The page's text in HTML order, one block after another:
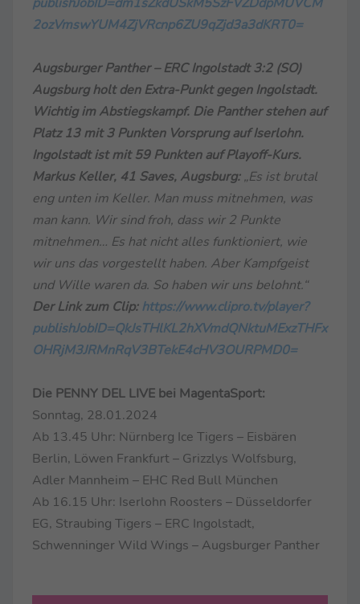
2ozVmswYUM4ZjVRcnp6ZU9qZjd3a3dKRT0=
Augsburger Panther – ERC Ingolstadt 3:2 (SO)
Augsburg holt den Extra-Punkt gegen Ingolstadt.
Wichtig im Abstiegskampf. Die Panther stehen auf
Platz 13 mit 3 Punkten Vorsprung auf Iserlohn.
Ingolstadt ist mit 59 Punkten auf Playoff-Kurs.
Markus Keller, 41 Saves, Augsburg:„Es ist brutal
eng unten im Keller. Man muss mitnehmen, was
man kann. Wir sind froh, dass wir 2 Punkte
mitnehmen… Es hat nicht alles funktioniert, wie
wir uns das vorgestellt haben. Aber Kampfgeist
und Wille waren da. So haben wir uns belohnt.“
Der Link zum Clip:https://www.clipro.tv/player?
publishJobID=QkJsTHlKL2hXVmdQNktuMExzTHFx
OHRjM3JRMnRqV3BTekE4cHV3OURPMD0=
Die PENNY DEL LIVE bei MagentaSport:
Sonntag, 28.01.2024
Ab 13.45 Uhr: Nürnberg Ice Tigers – Eisbären
Berlin, Löwen Frankfurt – Grizzlys Wolfsburg,
Adler Mannheim – EHC Red Bull München
Ab 16.15 Uhr: Iserlohn Roosters – Düsseldorfer
EG, Straubing Tigers – ERC Ingolstadt,
Schwenninger Wild Wings – Augsburger Panther